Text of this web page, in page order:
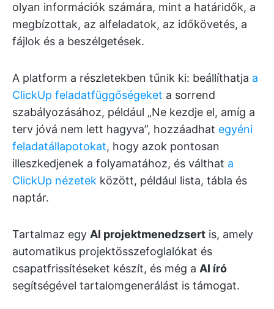
olyan információk számára, mint a határidők, a
megbízottak, az alfeladatok, az időkövetés, a
fájlok és a beszélgetések.
A platform a részletekben tűnik ki: beállíthatja a
ClickUp feladatfüggőségeket a sorrend
szabályozásához, például „Ne kezdje el, amíg a
terv jóvá nem lett hagyva”, hozzáadhat egyéni
feladatállapotokat, hogy azok pontosan
illeszkedjenek a folyamatához, és válthat a
ClickUp nézetek között, például lista, tábla és
naptár.
Tartalmaz egy AI projektmenedzsert is, amely
automatikus projektösszefoglalókat és
csapatfrissítéseket készít, és még a AI író
segítségével tartalomgenerálást is támogat.